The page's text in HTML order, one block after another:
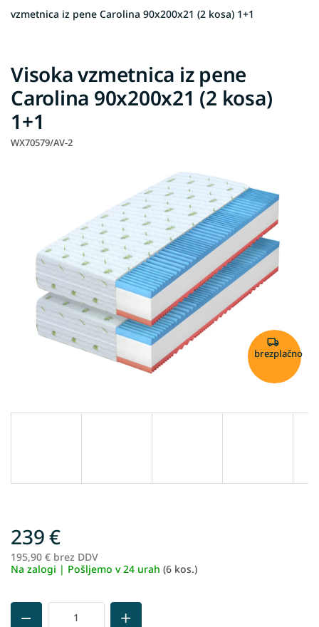
vzmetnica iz pene Carolina 90x200x21 (2 kosa) 1+1
Visoka vzmetnica iz pene
Carolina 90x200x21 (2 kosa)
1+1
WX70579/AV-2
brezplačno
239 €
195,90 € brez DDV
Na zalogi | Pošljemo v 24 urah (6 kos.)